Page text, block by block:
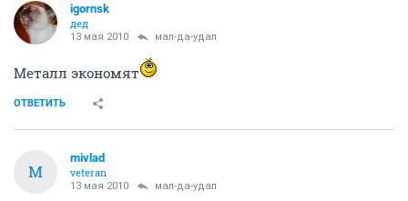
igornsk
дед
13 мая 2010 мал-да-удал
Металл экономят
ОТВЕТИТЬ
M
mivlad
veteran
13 мая 2010 мал-да-удал